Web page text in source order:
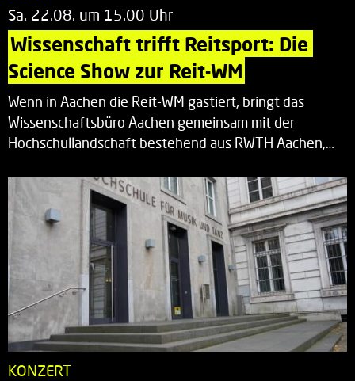
Sa. 22.08. um 15.00 Uhr
Wissenschaft trifft Reitsport: Die
Science Show zur Reit-WM
Wenn in Aachen die Reit-WM gastiert, bringt das
Wissenschaftsbüro Aachen gemeinsam mit der
Hochschullandschaft bestehend aus RWTH Aachen,…
KONZERT